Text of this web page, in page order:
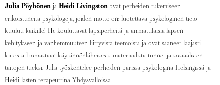
Julia Pöyhönen ja Heidi Livingston ovat perheiden tukemiseen
erikoistuneita psykologeja, joiden motto on: luotettava psykologinen tieto
kuuluu kaikille! He kouluttavat lapsiperheitä ja ammattilaisia lapsen
kehitykseen ja vanhemmuuteen liittyvistä teemoista ja ovat saaneet laajasti
kiitosta luomastaan käytännönläheisestä materiaalista tunne- ja sosiaalisten
taitojen tueksi. Julia työskentelee perheiden parissa psykologina Helsingissä ja
Heidi lasten terapeuttina Yhdysvalloissa.